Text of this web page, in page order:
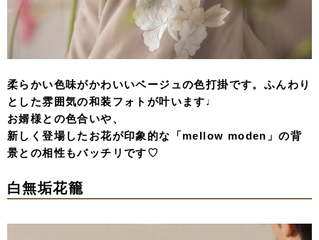
柔らかい色味がかわいいベージュの色打掛です。ふんわり
とした雰囲気の和装フォトが叶います♩
お婿様との色合いや、
新しく登場したお花が印象的な「mellow moden」の背
景との相性もバッチリです♡
白無垢花籠